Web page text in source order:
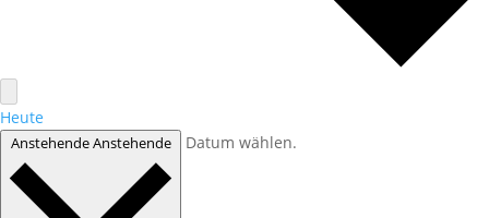
Heute
AnstehendeAnstehende Datum wählen.